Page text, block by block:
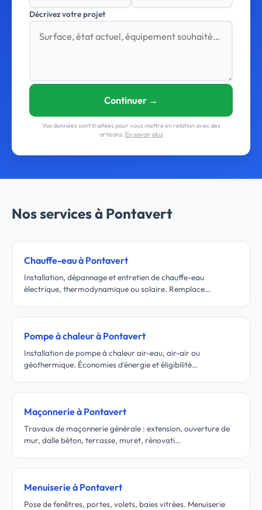
Décrivez votre projet
Continuer →
Vos données sont traitées pour vous mettre en relation avec des
artisans. En savoir plus
Nos services à Pontavert
Chauffe-eau à Pontavert
Installation, dépannage et entretien de chauffe-eau
électrique, thermodynamique ou solaire. Remplace…
Pompe à chaleur à Pontavert
Installation de pompe à chaleur air-eau, air-air ou
géothermique. Économies d'énergie et éligibilité…
Maçonnerie à Pontavert
Travaux de maçonnerie générale : extension, ouverture de
mur, dalle béton, terrasse, muret, rénovati…
Menuiserie à Pontavert
Pose de fenêtres, portes, volets, baies vitrées. Menuiserie